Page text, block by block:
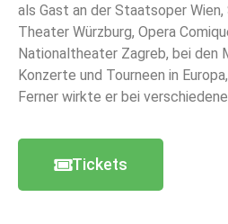
als Gast an der Staatsoper
Theater Würzburg, Opera
Nationaltheater Zagreb, bei den
Konzerte und Tourneen in
Ferner wirkte er bei
Tickets